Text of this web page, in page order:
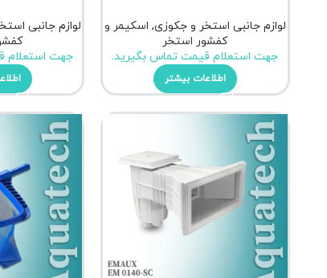
لوازم جانبی استخر و جکوزی, اسکیمر و
کفشور استخر
جهت استعلام قیمت تماس بگیرید.
اطلاعات بیشتر
لوازم جانبی
جهت استعلام